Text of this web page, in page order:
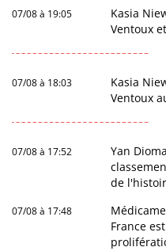
07/08 à 19:05
Kasia
Ventoux
07/08 à 18:03
Kasia
Ventoux
07/08 à 17:52
Yan
de
07/08 à 17:48
France